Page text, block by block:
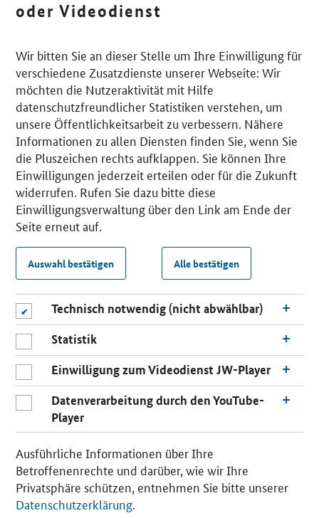
oder Videodienst
Wir bitten Sie an dieser Stelle um Ihre Einwilligung für
verschiedene Zusatzdienste unserer Webseite: Wir
möchten die Nutzeraktivität mit Hilfe
datenschutzfreundlicher Statistiken verstehen, um
unsere Öffentlichkeitsarbeit zu verbessern. Nähere
Informationen zu allen Diensten finden Sie, wenn Sie
die Pluszeichen rechts aufklappen. Sie können Ihre
Einwilligungen jederzeit erteilen oder für die Zukunft
widerrufen. Rufen Sie dazu bitte diese
Einwilligungsverwaltung über den Link am Ende der
Seite erneut auf.
Auswahl bestätigen Alle bestätigen
Technisch notwendig (nicht abwählbar)
Statistik
Einwilligung zum Videodienst JW-Player
Datenverarbeitung durch den YouTube-
Player
Ausführliche Informationen über Ihre
Betroffenenrechte und darüber, wie wir Ihre
Privatsphäre schützen, entnehmen Sie bitte unserer
Datenschutzerklärung.